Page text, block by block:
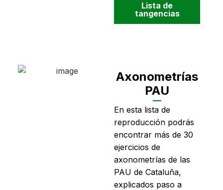
Lista de
tangencias
Axonometrías
PAU
En esta lista de
reproducción podrás
encontrar más de 30
ejercicios de
axonometrías de las
PAU de Cataluña,
explicados paso a